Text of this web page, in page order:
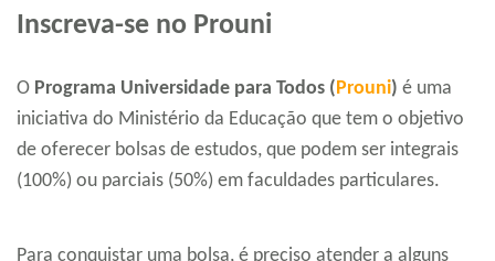
Inscreva-se no Prouni
O Programa Universidade para Todos ( Prouni) é uma
iniciativa do Ministério da Educação que tem o objetivo
de oferecer bolsas de estudos, que podem ser integrais
(100%) ou parciais (50%) em faculdades particulares.
Para conquistar uma bolsa, é preciso atender a alguns